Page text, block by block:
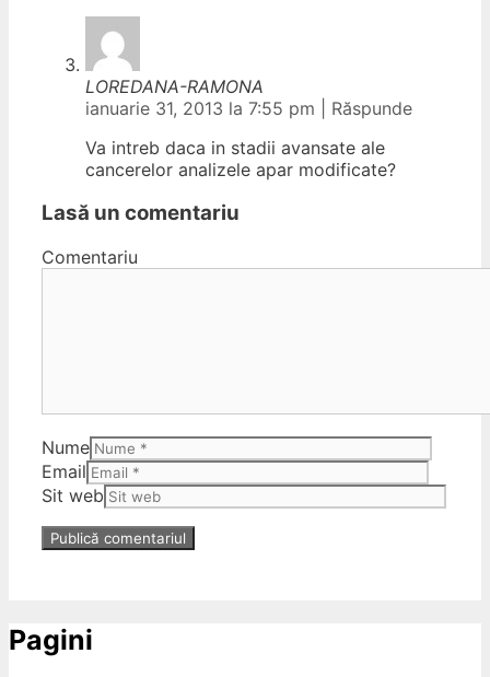
LOREDANA-RAMONA
ianuarie 31, 2013 la 7:55 pm
Răspunde
Va intreb daca in stadii avansate ale
cancerelor analizele apar modificate?
Lasă un comentariu
Comentariu
Nume
Email
Sit web
Pagini